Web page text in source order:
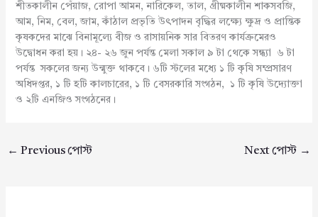
শীতকালীন পেঁয়াজ, রোপা আমন, নারিকেল, তাল, গ্রীষ্মকালীন শাকসবজি,
আম, নিম, বেল, জাম, কাঁঠাল প্রভৃতি উৎপাদন বৃদ্ধির লক্ষ্যে ক্ষুদ্র ও প্রান্তিক
কৃষকদের মাঝে বিনামূল্যে বীজ ও রাসায়নিক সার বিতরণ কার্যক্রমেরও
উদ্বোধন করা হয়। ২৪- ২৬ জুন পর্যন্ত মেলা সকাল ৯ টা থেকে সন্ধ্যা ৬ টা
পর্যন্ত সকলের জন্য উন্মুক্ত থাকবে। ৬টি স্টলের মধ্যে ১ টি কৃষি সম্প্রসারণ
অধিদপ্তর, ১ টি হটি কালচারের, ১ টি বেসরকারি সংগঠন, ১ টি কৃষি উদ্যোক্তা
ও ২টি এনজিও সংগঠনের।
← Previous পোস্ট Next পোস্ট →